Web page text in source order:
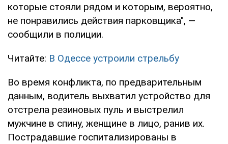
которые стояли рядом и которым, вероятно,
не понравились действия парковщика", —
сообщили в полиции.
Читайте: В Одессе устроили стрельбу
Во время конфликта, по предварительным
данным, водитель выхватил устройство для
отстрела резиновых пуль и выстрелил
мужчине в спину, женщине в лицо, ранив их.
Пострадавшие госпитализированы в